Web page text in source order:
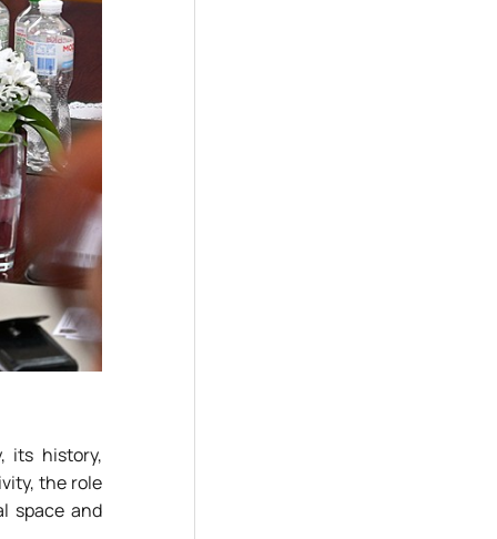
its history,
the role
space and